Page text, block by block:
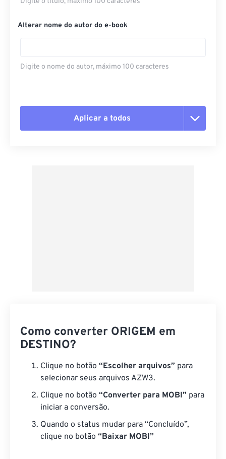
Alterar nome do autor do e-book
Digite o nome do autor, máximo 100 caracteres
Aplicar a todos
Como converter ORIGEM em
DESTINO?
Clique no botão “Escolher arquivos” para
selecionar seus arquivos AZW3.
Clique no botão “Converter para MOBI” para
iniciar a conversão.
Quando o status mudar para “Concluído”,
clique no botão “Baixar MOBI”